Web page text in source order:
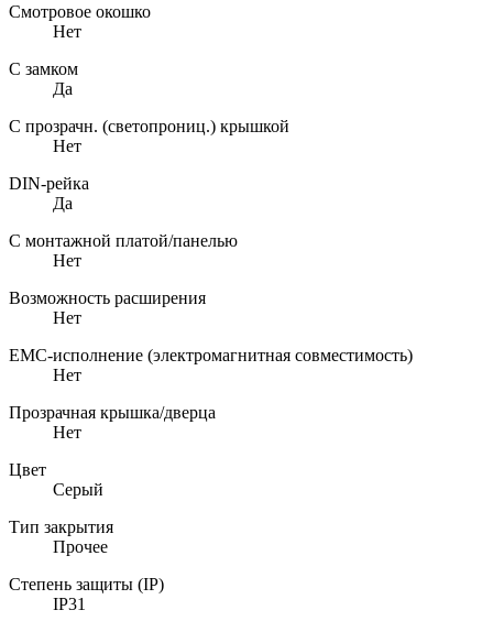
Смотровое окошко
Нет
С замком
Да
С прозрачн. (светопрониц.) крышкой
Нет
DIN-рейка
Да
С монтажной платой/панелью
Нет
Возможность расширения
Нет
EMC-исполнение (электромагнитная совместимость)
Нет
Прозрачная крышка/дверца
Нет
Цвет
Серый
Тип закрытия
Прочее
Степень защиты (IP)
IP31